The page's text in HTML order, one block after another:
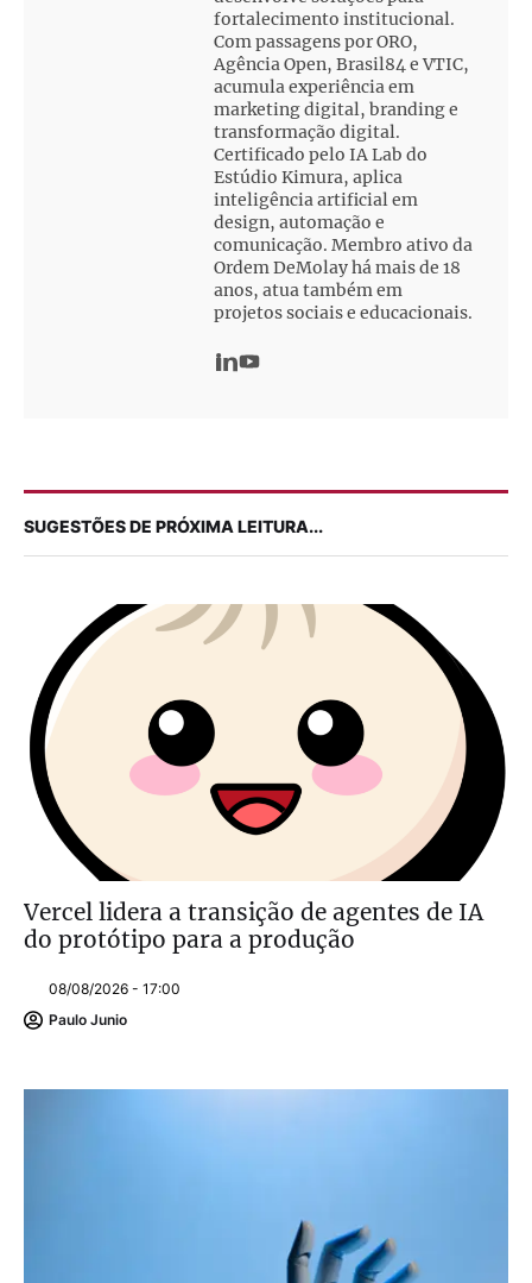
fortalecimento institucional.
Com passagens por ORO,
Agência Open, Brasil84 e VTIC,
acumula experiência em
marketing digital, branding e
transformação digital.
Certificado pelo IA Lab do
Estúdio Kimura, aplica
inteligência artificial em
design, automação e
comunicação. Membro ativo da
Ordem DeMolay há mais de 18
anos, atua também em
projetos sociais e educacionais.
SUGESTÕES DE PRÓXIMA LEITURA...
Vercel lidera a transição de agentes de IA
do protótipo para a produção
08/08/2026 - 17:00
Paulo Junio